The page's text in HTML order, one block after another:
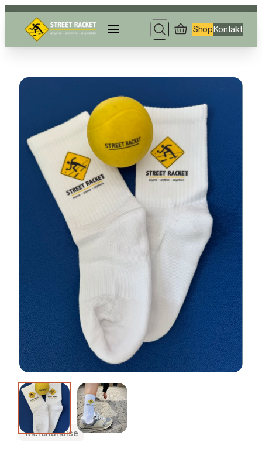
Search ShopKontakt
Merchandise